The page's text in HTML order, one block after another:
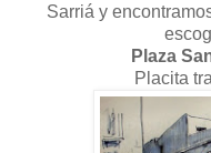
Sarriá y
Plaza
Placita